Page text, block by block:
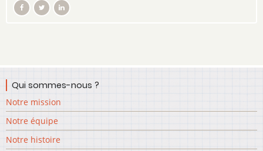
Qui sommes-nous ?
Notre mission
Notre équipe
Notre histoire